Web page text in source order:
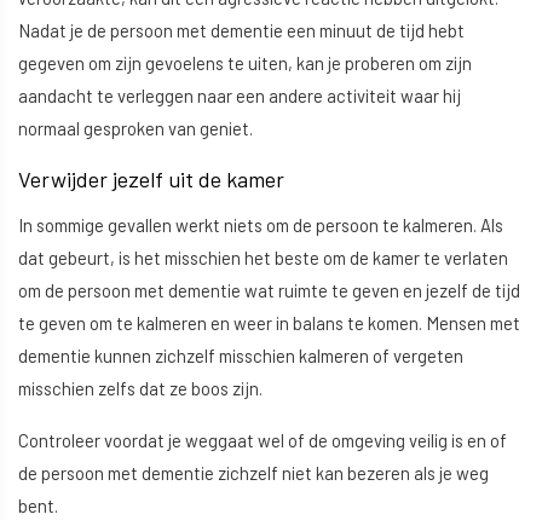
Nadat je de persoon met dementie een minuut de tijd hebt
gegeven om zijn gevoelens te uiten, kan je proberen om zijn
aandacht te verleggen naar een andere activiteit waar hij
normaal gesproken van geniet.
Verwijder jezelf uit de kamer
In sommige gevallen werkt niets om de persoon te kalmeren. Als
dat gebeurt, is het misschien het beste om de kamer te verlaten
om de persoon met dementie wat ruimte te geven en jezelf de tijd
te geven om te kalmeren en weer in balans te komen. Mensen met
dementie kunnen zichzelf misschien kalmeren of vergeten
misschien zelfs dat ze boos zijn.
Controleer voordat je weggaat wel of de omgeving veilig is en of
de persoon met dementie zichzelf niet kan bezeren als je weg
bent.